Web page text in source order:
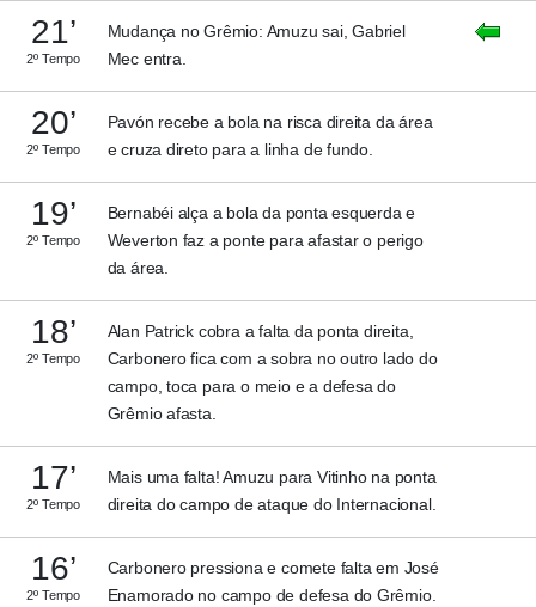
21’
2º Tempo
Mudança no Grêmio: Amuzu sai, Gabriel
Mec entra.
20’
2º Tempo
Pavón recebe a bola na risca direita da área
e cruza direto para a linha de fundo.
19’
2º Tempo
Bernabéi alça a bola da ponta esquerda e
Weverton faz a ponte para afastar o perigo
da área.
18’
2º Tempo
Alan Patrick cobra a falta da ponta direita,
Carbonero fica com a sobra no outro lado do
campo, toca para o meio e a defesa do
Grêmio afasta.
17’
2º Tempo
Mais uma falta! Amuzu para Vitinho na ponta
direita do campo de ataque do Internacional.
16’
2º Tempo
Carbonero pressiona e comete falta em José
Enamorado no campo de defesa do Grêmio.